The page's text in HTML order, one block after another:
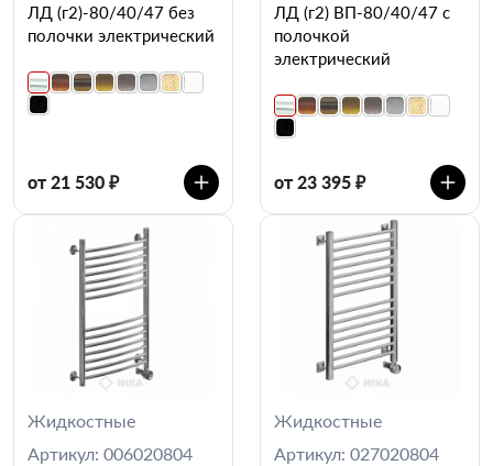
ЛД (г2)-80/40/47 без
полочки электрический
от 21 530 ₽
ЛД (г2) ВП-80/40/47 с
полочкой
электрический
от 23 395 ₽
Жидкостные
Артикул: 006020804
Жидкостные
Артикул: 027020804